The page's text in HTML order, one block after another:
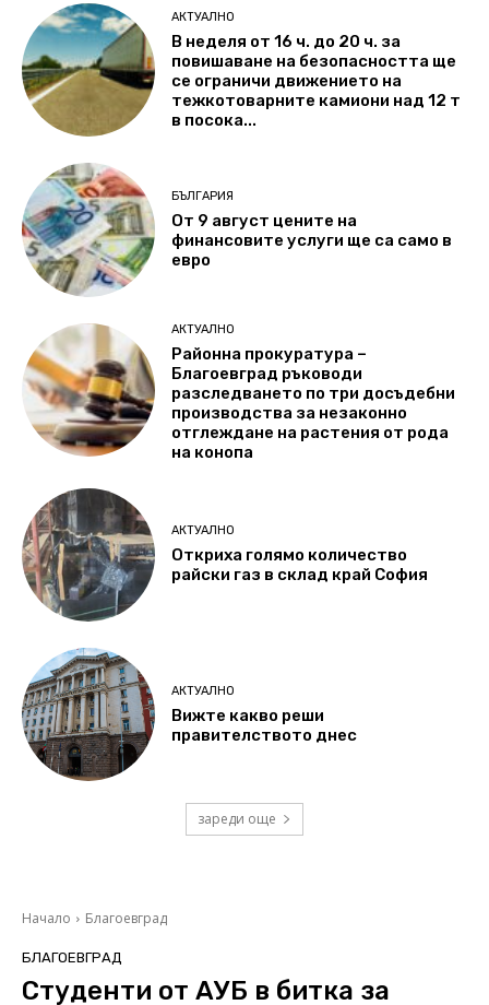
АКТУАЛНО
В неделя от 16 ч. до 20 ч. за
повишаване на безопасността ще
се ограничи движението на
тежкотоварните камиони над 12 т
в посока...
БЪЛГАРИЯ
От 9 август цените на
финансовите услуги ще са само в
евро
АКТУАЛНО
Районна прокуратура –
Благоевград ръководи
разследването по три досъдебни
производства за незаконно
отглеждане на растения от рода
на конопа
АКТУАЛНО
Откриха голямо количество
райски газ в склад край София
АКТУАЛНО
Вижте какво реши
правителството днес
зареди още